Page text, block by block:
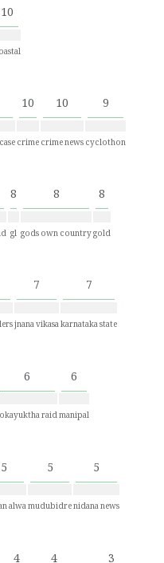
10
10
crime
10
crime news
9
cyclothon
8
gl
8
gods own country
8
gold
7
jnana vikasa
7
karnataka state
6
raid
6
manipal
5
alwa
5
mudubidre
5
nidana news